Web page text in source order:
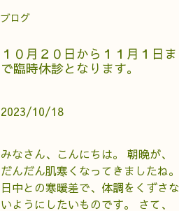
ブログ
１０月２０日から１１月１日ま
で臨時休診となります。
2023/10/18
みなさん、こんにちは。 朝晩が、
だんだん肌寒くなってきましたね。
日中との寒暖差で、体調をくずさな
いようにしたいものです。 さて、